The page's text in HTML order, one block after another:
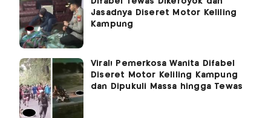
Jasadnya Diseret Motor Keliling
Kampung
Viral! Pemerkosa Wanita Difabel
Diseret Motor Keliling Kampung
dan Dipukuli Massa hingga Tewas